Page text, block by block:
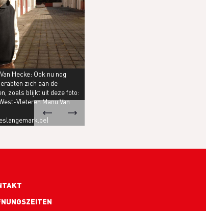
Hecke: Ook nu nog
zich aan de
zoals blijkt uit deze foto:
Vleteren Manu Van